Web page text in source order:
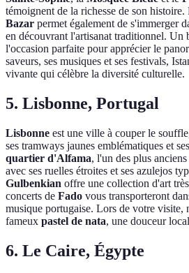
témoignent de la richesse de son histoire.
Bazar permet également de s'immerger
en découvrant l'artisanat traditionnel. Un
l'occasion parfaite pour apprécier le
saveurs, ses musiques et ses festivals,
vivante qui célèbre la diversité culturelle.
5. Lisbonne, Portugal
Lisbonne est une ville à couper le
ses tramways jaunes emblématiques et
quartier d'Alfama, l'un des plus
avec ses ruelles étroites et ses azulejos
Gulbenkian offre une collection d'art
concerts de Fado vous transporteront
musique portugaise. Lors de votre visite,
fameux pastel de nata, une douceur
6. Le Caire, Égypte